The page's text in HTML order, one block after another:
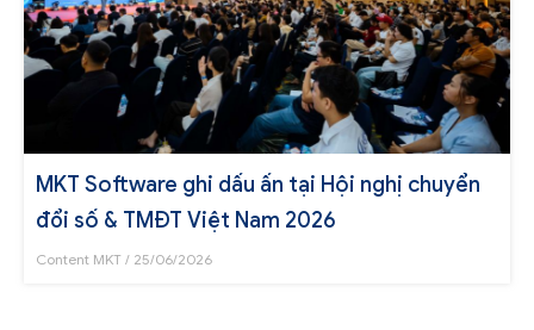
MKT Software ghi dấu ấn tại Hội nghị chuyển
đổi số & TMĐT Việt Nam 2026
Content MKT 25/06/2026